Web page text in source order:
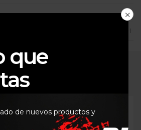
que
de nuevos productos y